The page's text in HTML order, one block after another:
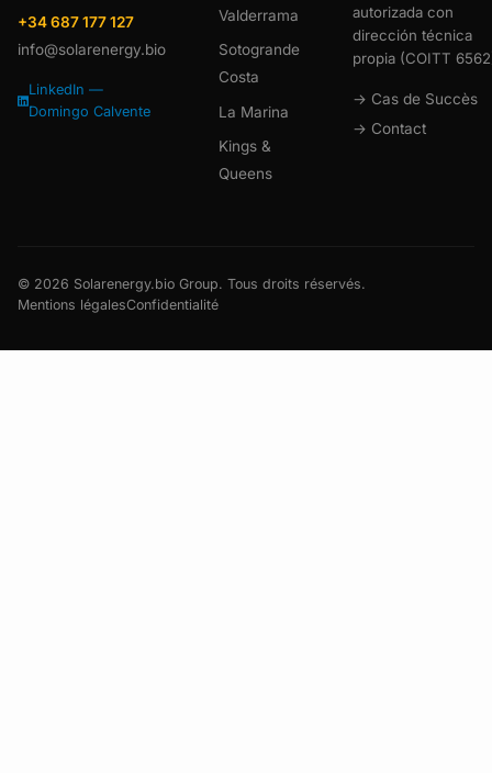
+34 687 177 127
info@solarenergy.bio
LinkedIn —
Domingo Calvente
Valderrama
Sotogrande
Costa
La Marina
Kings &
Queens
autorizada con
dirección técnica
propia (COITT
→ Cas de Succès
→ Contact
© 2026 Solarenergy.bio Group. Tous droits réservés.
Mentions légalesConfidentialité